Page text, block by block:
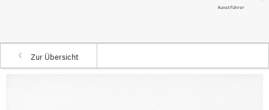
Kunstführer
Zur Übersicht